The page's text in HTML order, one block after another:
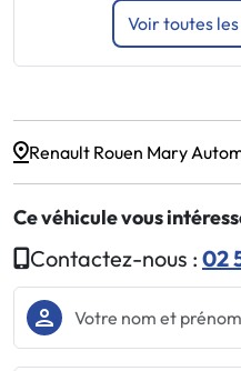
Voir toutes
Renault Rouen Mary
Ce véhicule vous
Contactez-nous : 02